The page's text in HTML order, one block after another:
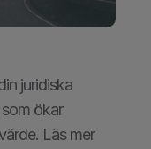
juridiska
ökar
Läs mer